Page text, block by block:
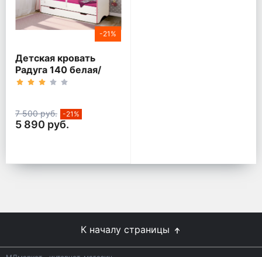
-21%
Детская кровать
Радуга 140 белая/
кант розовый
7 500 руб. -21%
5 890 руб.
К началу страницы